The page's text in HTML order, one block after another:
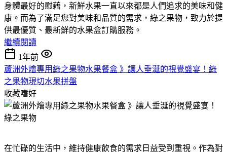
身體最好的慰藉，新鮮水果一直以來都是人們追求的美味和健
康。而為了滿足您對美味和品質的需求，綠之果物，致力於提
供最優質、最新鮮的水果盒訂購服務。
繼續閱讀
1年前
蘆洲外燴專用綠之果物水果餐盒 》讓人垂涎的視覺盛宴！綠
之果物現切水果拼盤
收藏嗜好
在忙碌的生活中，維持健康飲食的需求日益受到重視。作為對